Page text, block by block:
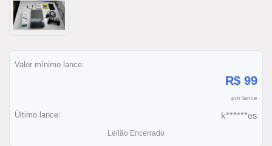
Valor mínimo lance:
R$ 99
por lance
Último lance: k******es
Leilão Encerrado